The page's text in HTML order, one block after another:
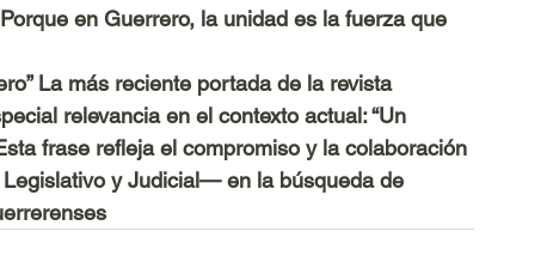
en Guerrero, la unidad es la fuerza que
La más reciente portada de la revista
relevancia en el contexto actual: “Un
frase refleja el compromiso y la colaboración
y Judicial— en la búsqueda de